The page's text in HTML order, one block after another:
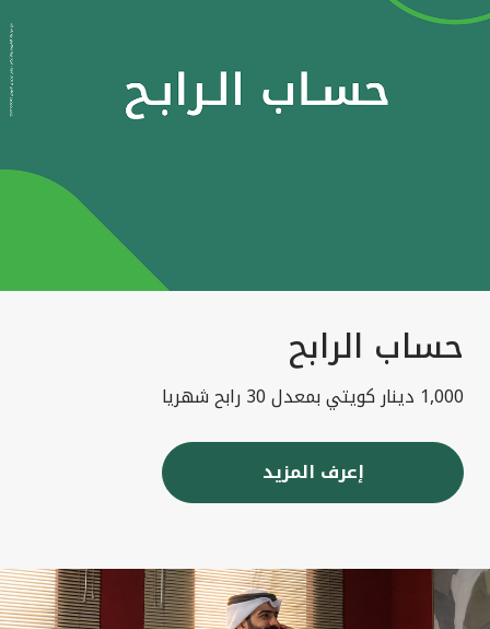
حساب الرابح
1,000 دينار كويتي بمعدل 30 رابح شهريا
إعرف المزيد